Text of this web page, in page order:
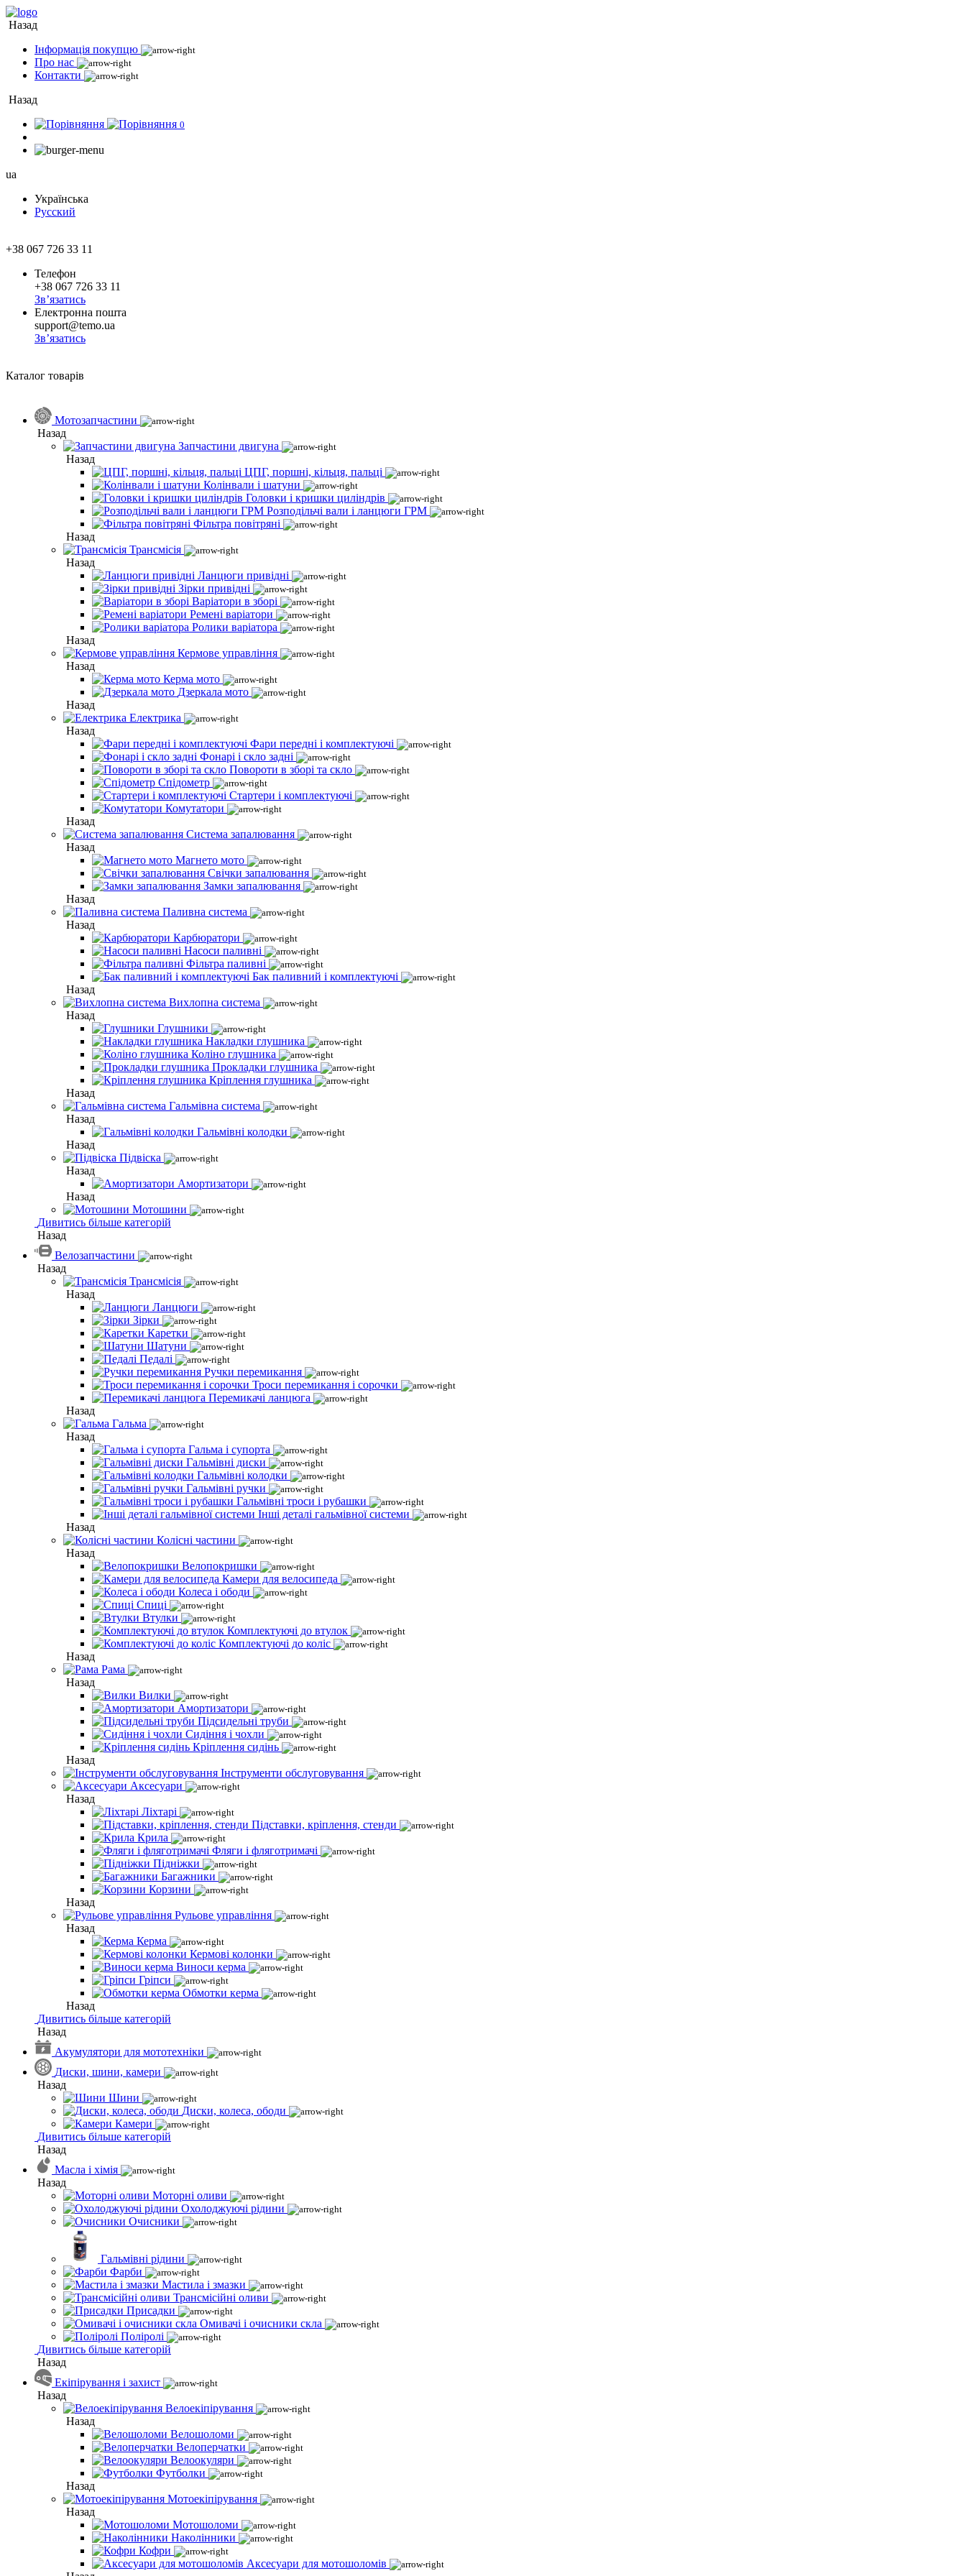
Назад
Інформація покупцю
Про нас
Контакти
Назад
0
ua
Українська
Русский
+38 067 726 33 11
Телефон
+38 067 726 33 11
Зв’язатись
Електронна пошта
support@temo.ua
Зв’язатись
Каталог товарів
Мотозапчастини
Назад
Запчастини двигуна
Назад
ЦПГ, поршні, кільця, пальці
Колінвали і шатуни
Головки і кришки циліндрів
Розподільчі вали і ланцюги ГРМ
Фільтра повітряні
Назад
Трансмісія
Назад
Ланцюги привідні
Зірки привідні
Варіатори в зборі
Ремені варіатори
Ролики варіатора
Назад
Кермове управління
Назад
Керма мото
Дзеркала мото
Назад
Електрика
Назад
Фари передні і комплектуючі
Фонарі і скло задні
Повороти в зборі та скло
Спідометр
Стартери і комплектуючі
Комутатори
Назад
Система запалювання
Назад
Магнето мото
Свічки запалювання
Замки запалювання
Назад
Паливна система
Назад
Карбюратори
Насоси паливні
Фільтра паливні
Бак паливний і комплектуючі
Назад
Вихлопна система
Назад
Глушники
Накладки глушника
Коліно глушника
Прокладки глушника
Кріплення глушника
Назад
Гальмівна система
Назад
Гальмівні колодки
Назад
Підвіска
Назад
Амортизатори
Назад
Мотошини
Дивитись більше категорій
Назад
Велозапчастини
Назад
Трансмісія
Назад
Ланцюги
Зірки
Каретки
Шатуни
Педалі
Ручки перемикання
Троси перемикання і сорочки
Перемикачі ланцюга
Назад
Гальма
Назад
Гальма і супорта
Гальмівні диски
Гальмівні колодки
Гальмівні ручки
Гальмівні троси і рубашки
Інші деталі гальмівної системи
Назад
Колісні частини
Назад
Велопокришки
Камери для велосипеда
Колеса і ободи
Спиці
Втулки
Комплектуючі до втулок
Комплектуючі до коліс
Назад
Рама
Назад
Вилки
Амортизатори
Підсидельні труби
Сидіння і чохли
Кріплення сидінь
Назад
Інструменти обслуговування
Аксесуари
Назад
Ліхтарі
Підставки, кріплення, стенди
Крила
Фляги і фляготримачі
Підніжки
Багажники
Корзини
Назад
Рульове управління
Назад
Керма
Кермові колонки
Виноси керма
Гріпси
Обмотки керма
Назад
Дивитись більше категорій
Назад
Акумулятори для мототехніки
Диски, шини, камери
Назад
Шини
Диски, колеса, ободи
Камери
Дивитись більше категорій
Назад
Масла і хімія
Назад
Моторні оливи
Охолоджуючі рідини
Очисники
Гальмівні рідини
Фарби
Мастила і змазки
Трансмісійні оливи
Присадки
Омивачі і очисники скла
Поліролі
Дивитись більше категорій
Назад
Екіпірування і захист
Назад
Велоекіпірування
Назад
Велошоломи
Велоперчатки
Велоокуляри
Футболки
Назад
Мотоекіпірування
Назад
Мотошоломи
Наколінники
Кофри
Аксесуари для мотошоломів